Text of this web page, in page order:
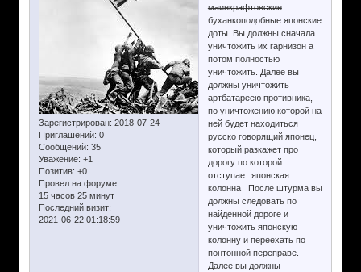
Зарегистрирован: 2018-07-24
Приглашений: 0
Сообщений: 35
Уважение: +1
Позитив: +0
Провел на форуме:
15 часов 25 минут
Последний визит:
2021-06-22 01:18:59
маинкрафтовские
буханкоподобные японские
доты. Вы должны сначала
уничтожить их гарнизон а
потом полностью
уничтожить. Далее вы
должны уничтожить
артбатареею противника,
по уничтожению которой на
ней будет находиться
русско говорящий японец,
который разкажет про
дорогу по которой
отступает японская
колонна После штурма вы
должны следовать по
найденной дороге и
уничтожить японскую
колонну и переехать по
понтонной переправе.
Далее вы должны